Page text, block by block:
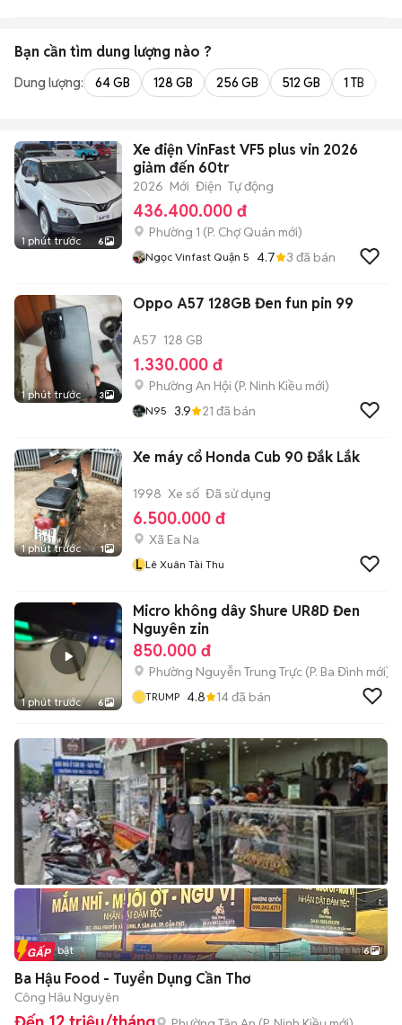
Bạn cần tìm dung lượng nào ?
Dung lượng: 64 GB 128 GB 256 GB 512 GB 1 TB
1 phút trước 6
Xe điện VinFast VF5 plus vin 2026
giảm đến 60tr
2026 Mới Điện Tự động
436.400.000 đ
Phường 1 (P. Chợ Quán mới)
Ngọc Vinfast Quận 5 4.7 3 đã bán
1 phút trước 3
Oppo A57 128GB Đen fun pin 99
A57 128 GB
1.330.000 đ
Phường An Hội (P. Ninh Kiều mới)
N95 3.9 21 đã bán
1 phút trước 1
Xe máy cổ Honda Cub 90 Đắk Lắk
1998 Xe số Đã sử dụng
6.500.000 đ
Xã Ea Na
L Lê Xuân Tài Thu
1 phút trước 6
Micro không dây Shure UR8D Đen
Nguyên zin
850.000 đ
Phường Nguyễn Trung Trực (P. Ba Đình mới)
TRUMP 4.8 14đã bán
+2
Tin nổi bật 6
Ba Hậu Food - Tuyển Dụng Cần Thơ
Công Hâu Nguyên